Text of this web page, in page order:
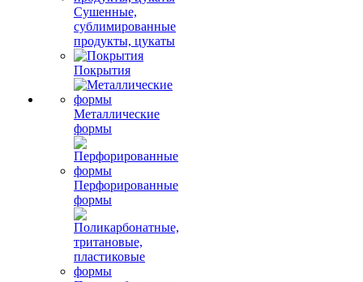
Сушенные,
сублимированные
продукты, цукаты
Покрытия
Металлические
формы
Перфорированные
формы